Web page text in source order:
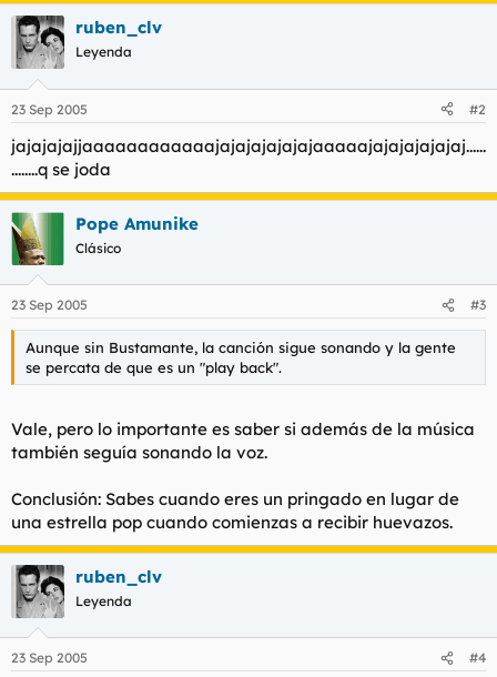
ruben_clv
Leyenda
23 Sep 2005 #2
jajajajajjaaaaaaaaaaaajajajajajajajaaaaajajajajajajaj......
........q se joda
Pope Amunike
Clásico
23 Sep 2005 #3
Aunque sin Bustamante, la canción sigue sonando y la gente
se percata de que es un "play back".
Vale, pero lo importante es saber si además de la música
también seguía sonando la voz.
Conclusión: Sabes cuando eres un pringado en lugar de
una estrella pop cuando comienzas a recibir huevazos.
ruben_clv
Leyenda
23 Sep 2005 #4